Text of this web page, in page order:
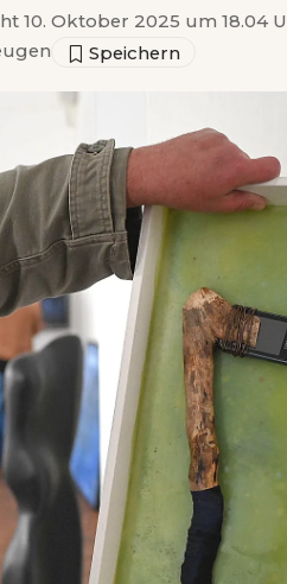
10. Oktober 2025 um 18.04